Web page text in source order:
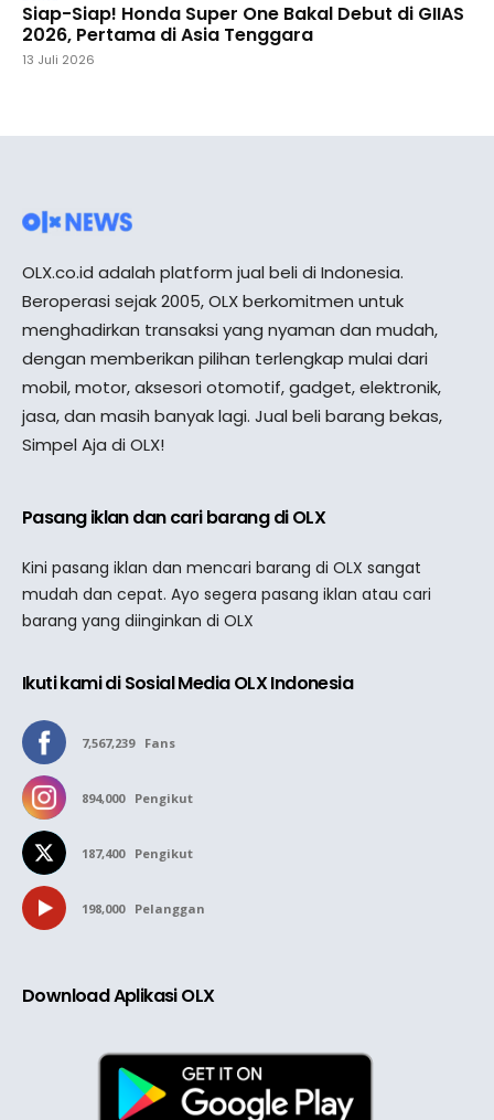
Siap-Siap! Honda Super One Bakal Debut di GIIAS
2026, Pertama di Asia Tenggara
13 Juli 2026
OLX.co.id adalah platform jual beli di Indonesia.
Beroperasi sejak 2005, OLX berkomitmen untuk
menghadirkan transaksi yang nyaman dan mudah,
dengan memberikan pilihan terlengkap mulai dari
mobil, motor, aksesori otomotif, gadget, elektronik,
jasa, dan masih banyak lagi. Jual beli barang bekas,
Simpel Aja di OLX!
Pasang iklan dan cari barang di OLX
Kini pasang iklan dan mencari barang di OLX sangat
mudah dan cepat. Ayo segera pasang iklan atau cari
barang yang diinginkan di OLX
Ikuti kami di Sosial Media OLX Indonesia
7,567,239 Fans
894,000 Pengikut
187,400 Pengikut
198,000 Pelanggan
Download Aplikasi OLX